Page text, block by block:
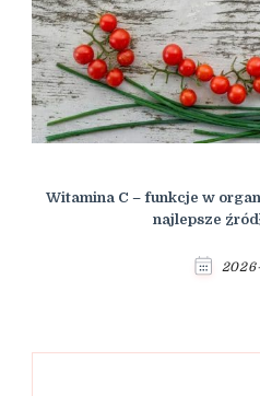
Witamina C – funkcje w
najlepsze